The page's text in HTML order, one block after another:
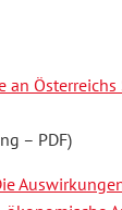
an Österreichs
– PDF)